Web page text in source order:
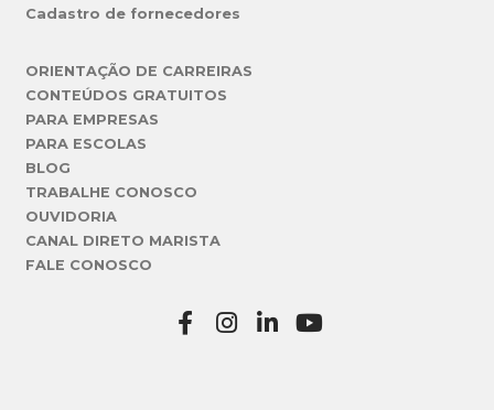
Cadastro de fornecedores
ORIENTAÇÃO DE CARREIRAS
CONTEÚDOS GRATUITOS
PARA EMPRESAS
PARA ESCOLAS
BLOG
TRABALHE CONOSCO
OUVIDORIA
CANAL DIRETO MARISTA
FALE CONOSCO